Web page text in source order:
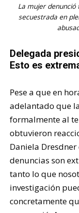
La mujer
secuestrada en
Delegada
Esto es
Pese a que en
adelantado que
formalmente al
obtuvieron
Daniela
denuncias son
tanto lo que
investigación
concretamente